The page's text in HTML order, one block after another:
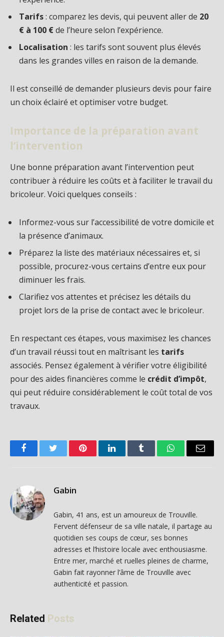
Tarifs: comparez les devis, qui peuvent aller de 20
€ à 100 €de l’heure selon l’expérience.
Localisation : les tarifs sont souvent plus élevés
dans les grandes villes en raison de la demande.
Il est conseillé de demander plusieurs devis pour faire
un choix éclairé et optimiser votre budget.
Importance de la préparation avant
l’intervention
Une bonne préparation avant l’intervention peut
contribuer à réduire les coûts et à faciliter le travail du
bricoleur. Voici quelques conseils :
Informez-vous sur l’accessibilité de votre domicile et
la présence d’animaux.
Préparez la liste des matériaux nécessaires et, si
possible, procurez-vous certains d’entre eux pour
diminuer les frais.
Clarifiez vos attentes et précisez les détails du
projet lors de la prise de contact avec le bricoleur.
En respectant ces étapes, vous maximisez les chances
d’un travail réussi tout en maîtrisant les tarifs
associés. Pensez également à vérifier votre éligibilité
pour des aides financières comme le crédit d’impôt,
qui peut réduire considérablement le coût total de vos
travaux.
FacebookTwitter PinterestLinkedInTumblr WhatsAppEmail
Gabin
Gabin, 41 ans, est un amoureux de Trouville.
Fervent défenseur de sa ville natale, il partage au
quotidien ses coups de cœur, ses bonnes
adresses et l’histoire locale avec enthousiasme.
Entre mer, marché et ruelles pleines de charme,
Gabin fait rayonner l’âme de Trouville avec
authenticité et passion.
Related Posts